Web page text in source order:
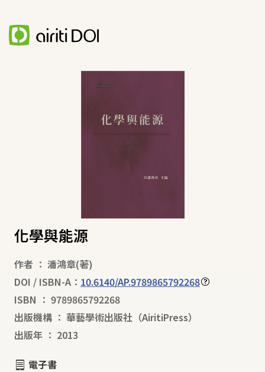
化學與能源
作者 ： 潘鴻章(著)
DOI / ISBN-A： 10.6140/AP.9789865792268
ISBN ： 9789865792268
出版機構 ： 華藝學術出版社（AiritiPress）
出版年 ： 2013
電子書